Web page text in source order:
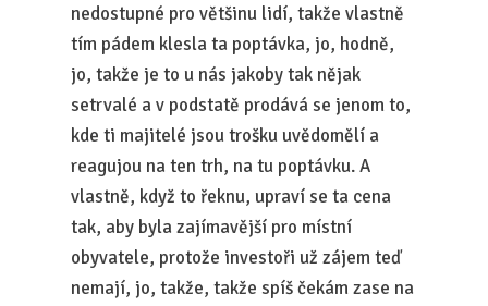
nedostupné pro většinu lidí, takže vlastně
tím pádem klesla ta poptávka, jo, hodně,
jo, takže je to u nás jakoby tak nějak
setrvalé a v podstatě prodává se jenom to,
kde ti majitelé jsou trošku uvědomělí a
reagujou na ten trh, na tu poptávku. A
vlastně, když to řeknu, upraví se ta cena
tak, aby byla zajímavější pro místní
obyvatele, protože investoři už zájem teď
nemají, jo, takže, takže spíš čekám zase na